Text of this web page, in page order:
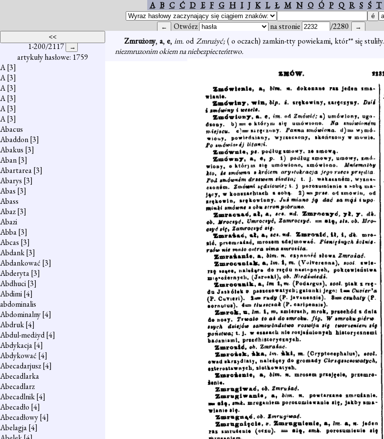
A B C Ć D E F G H I J K L Ł M N O Ó P Q R S Ś T
Otwórz na stronie /2280
1-200/2117
artykuły hasłowe: 1759
A[3]
A[3]
A[3]
A[3]
A[3]
A[3]
Abacus
Abaddon[3]
Abakus [3]
Aban[3]
Abartarea[3]
Abarys [3]
Abas [3]
Abass
Abaz[3]
Abazi
Abba[3]
Abcas [3]
Abdank[3]
Abdankować [3]
Abderyta[3]
Abdhuci[3]
Abdimi[4]
abdominalis
Abdominalny[4]
Abdruk[4]
Abdul-medżyd[4]
Abdykacja[4]
Abdykować [4]
Abecadarjusz[4]
Abecadlarka
Abecadlarz
Abecadlnik[4]
Abecadło [4]
Abecadłowy[4]
Abelagja[4]
Zmrużony,a, e,im.odZmrużyć;( o oczach) zamkin-tty powiekami, któr** się stuliły.
niezmruzonim okiem na niebezpiecteńttwo.